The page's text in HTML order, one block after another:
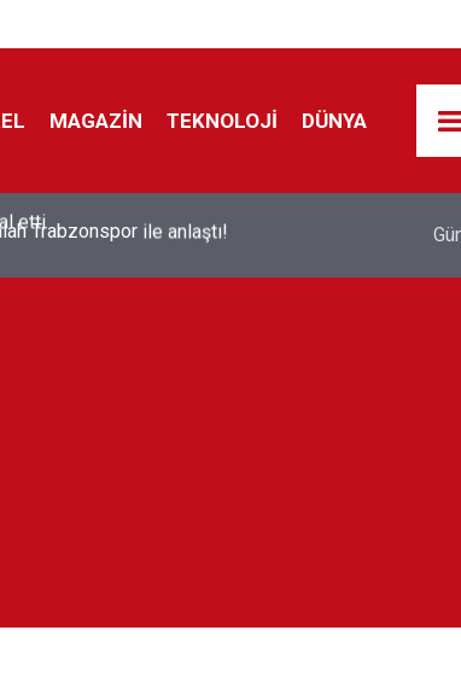
MAGAZİN TEKNOLOJİ DÜNYA
Trabzonspor ile anlaştı!
Feridun